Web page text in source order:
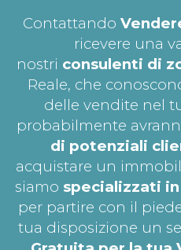
Contattando
ricevere una
nostri consulenti di
Reale, che
delle vendite nel
probabilmente
di potenziali
acquistare un
siamo specializzati
per partire con il
tua disposizione un